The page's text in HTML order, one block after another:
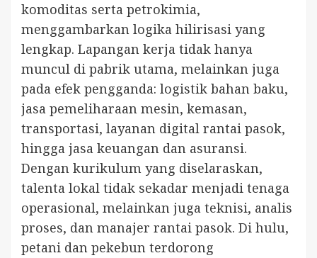
komoditas serta petrokimia,
menggambarkan logika hilirisasi yang
lengkap. Lapangan kerja tidak hanya
muncul di pabrik utama, melainkan juga
pada efek pengganda: logistik bahan baku,
jasa pemeliharaan mesin, kemasan,
transportasi, layanan digital rantai pasok,
hingga jasa keuangan dan asuransi.
Dengan kurikulum yang diselaraskan,
talenta lokal tidak sekadar menjadi tenaga
operasional, melainkan juga teknisi, analis
proses, dan manajer rantai pasok. Di hulu,
petani dan pekebun terdorong